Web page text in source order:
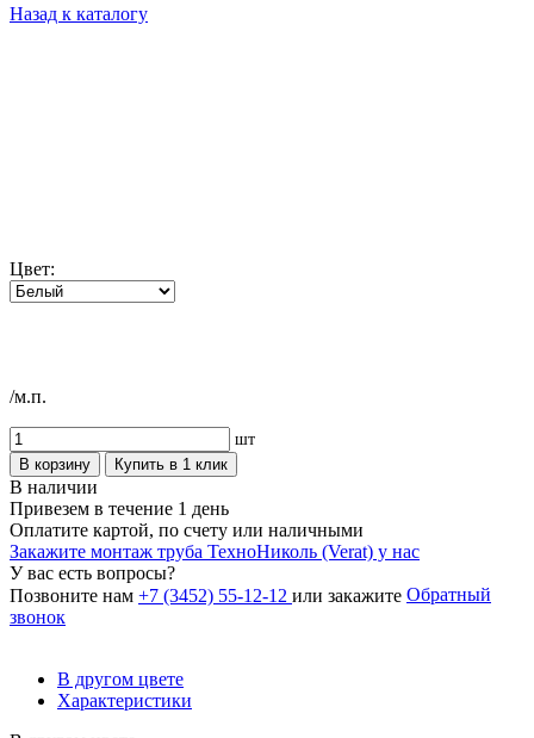
Назад к каталогу
Цвет:
/м.п.
шт
В корзину
Купить в 1 клик
В наличии
Привезем в течение 1 день
Оплатите картой, по счету или наличными
Закажите монтаж труба ТехноНиколь (Verat) у нас
У вас есть вопросы?
Позвоните нам +7 (3452) 55-12-12 или закажите Обратный
звонок
В другом цвете
Характеристики